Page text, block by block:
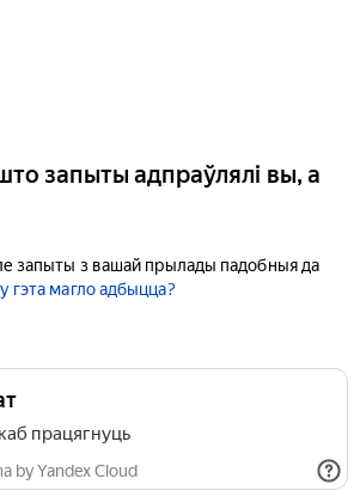
запыты адпраўлялі вы, а
запыты з вашай прылады падобныя да
гэта магло адбыцца?
працягнуць
by Yandex Cloud